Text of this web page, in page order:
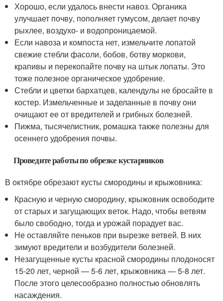
Хорошо, если удалось внести навоз. Органика
улучшает почву, пополняет гумусом, делает почву
рыхлее, воздухо- и водопроницаемой.
Если навоза и компоста нет, измельчите лопатой
свежие стебли фасоли, бобов, ботву моркови,
крапивы и перекопайте почву на штык лопаты. Это
тоже полезное органическое удобрение.
Стебли и цветки бархатцев, календулы не бросайте в
костер. Измельченные и заделанные в почву они
очищают ее от вредителей и грибных болезней.
Пижма, тысячелистник, ромашка также полезны для
осеннего удобрения почвы.
Проведите работы по обрезке кустарников
В октябре обрезают кусты смородины и крыжовника:
Красную и черную смородину, крыжовник освободите
от старых и загущающих веток. Надо, чтобы ветвям
было свободно, тогда и урожай порадует вас.
Не оставляйте пеньков при вырезке ветвей. В них
зимуют вредители и возбудители болезней.
Незагущенные кусты красной смородины плодоносят
15-20 лет, черной — 5-6 лет, крыжовника — 5-8 лет.
После этого целесообразно полностью обновлять
насаждения.